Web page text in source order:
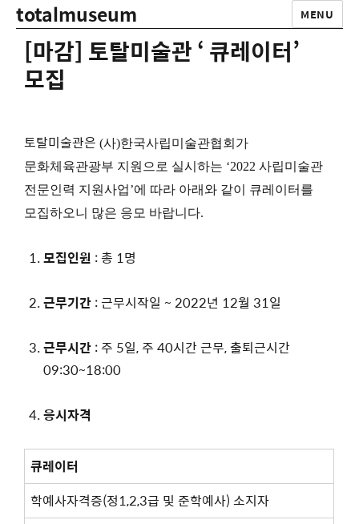
totalmuseum MENU
[마감] 토탈미술관 ‘ 큐레이터’
모집
토탈미술관은(사)한국사립미술관협회가
문화체육관광부 지원으로 실시하는 ‘2022사립미술관
전문인력 지원사업’에 따라 아래와 같이 큐레이터를
모집하오니 많은 응모 바랍니다.
모집인원 : 총 1명
근무기간 : 근무시작일 ~ 2022년 12월 31일
근무시간 : 주 5일, 주 40시간 근무, 출퇴근시간
09:30~18:00
응시자격
큐레이터
학예사자격증(정1,2,3급 및 준학예사) 소지자